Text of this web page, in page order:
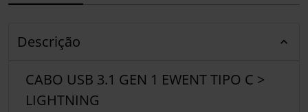
Descrição
CABO USB 3.1 GEN 1 EWENT TIPO C >
LIGHTNING